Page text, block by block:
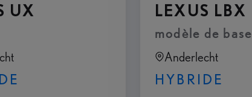
UX LEXUS LBX
modèle de base
Anderlecht
HYBRIDE